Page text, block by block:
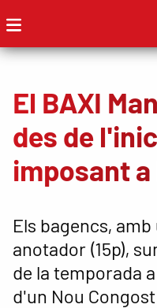
El BAXI
des de
imposant
Els bagencs,
anotador (15p),
de la temporada
d'un Nou